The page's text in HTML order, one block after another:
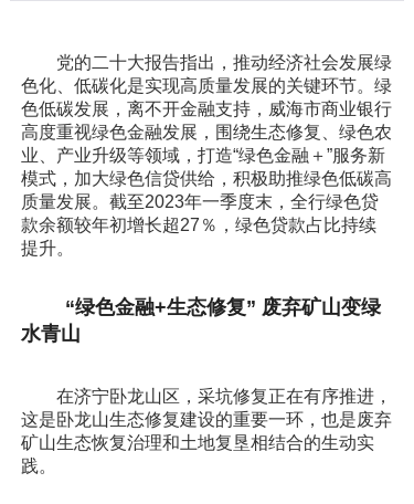
党的二十大报告指出，推动经济社会发展绿
色化、低碳化是实现高质量发展的关键环节。绿
色低碳发展，离不开金融支持，威海市商业银行
高度重视绿色金融发展，围绕生态修复、绿色农
业、产业升级等领域，打造“绿色金融＋”服务新
模式，加大绿色信贷供给，积极助推绿色低碳高
质量发展。截至2023年一季度末，全行绿色贷
款余额较年初增长超27％，绿色贷款占比持续
提升。
“绿色金融+生态修复” 废弃矿山变绿
水青山
在济宁卧龙山区，采坑修复正在有序推进，
这是卧龙山生态修复建设的重要一环，也是废弃
矿山生态恢复治理和土地复垦相结合的生动实
践。